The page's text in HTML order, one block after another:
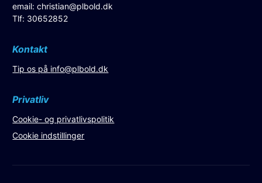
email:christian@plbold.dk
Tlf: 30652852
Kontakt
Tip os på info@plbold.dk
Privatliv
Cookie- og privatlivspolitik
Cookie indstillinger